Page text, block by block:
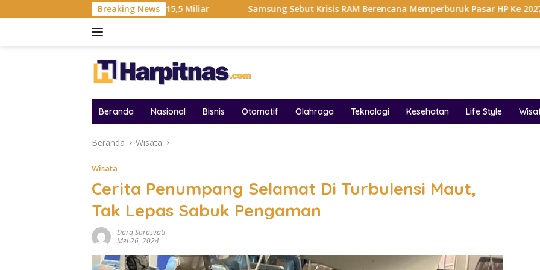
ke
Breaking News
Liga Tembus Rp15,5 Miliar Samsung Sebut Krisis RAM Berencana Memperburuk Pasar HP Ke 2027
Beranda Nasional Bisnis Otomotif Olahraga Teknologi Kesehatan Life Style
Beranda Wisata
Wisata
Cerita Penumpang Selamat Di Turbulensi Maut,
Tak Lepas Sabuk Pengaman
Dara Sarasvati
Mei 26, 2024